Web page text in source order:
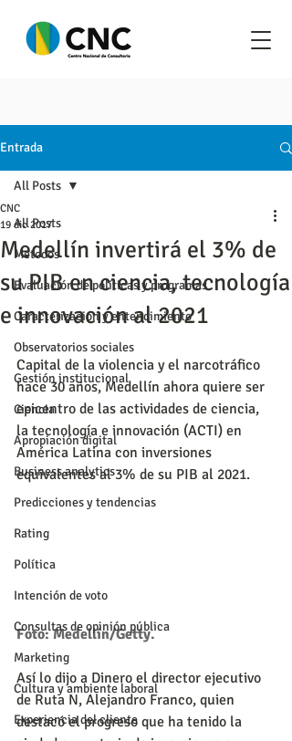
Entrada
All Posts
Metodos
Evaluación de políticas y programas
Caracterización y entendimiento
Observatorios sociales
Gestión institucional
Ciencia
Apropiación digital
Business analytics
Predicciones y tendencias
Rating
Política
Intención de voto
Consultas de opinión pública
Marketing
Cultura y ambiente laboral
Experiencia del cliente
All Posts
Medellín invertirá el 3% de
su PIB en ciencia, tecnología
e innovación al 2021
CNC
19 dic 2017
Capital de la violencia y el narcotráfico
hace 30 años, Medellín ahora quiere ser
epicentro de las actividades de ciencia,
la tecnología e innovación (ACTI) en
América Latina con inversiones
equivalentes al 3% de su PIB al 2021.
Foto: Medellín/Getty.
Así lo dijo a Dinero el director ejecutivo
de Ruta N, Alejandro Franco, quien
destacó el progreso que ha tenido la